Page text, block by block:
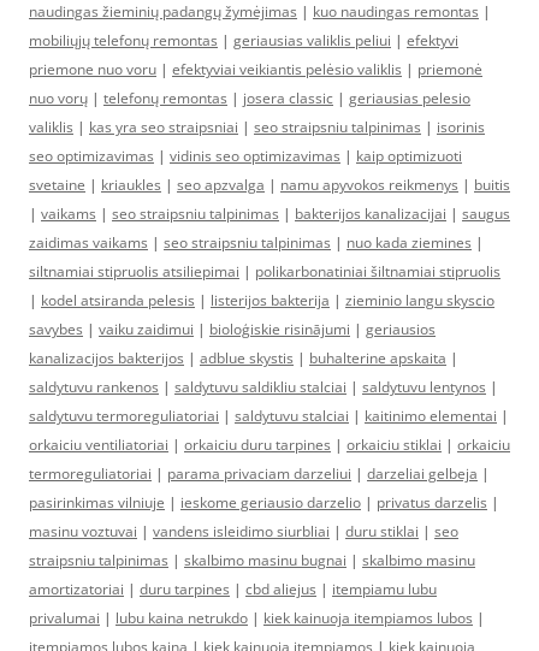
naudingas žieminių padangų žymėjimas | kuo naudingas remontas |
mobiliųjų telefonų remontas | geriausias valiklis peliui | efektyvi
priemone nuo voru | efektyviai veikiantis pelėsio valiklis | priemonė
nuo vorų | telefonų remontas | josera classic | geriausias pelesio
valiklis | kas yra seo straipsniai | seo straipsniu talpinimas | isorinis
seo optimizavimas | vidinis seo optimizavimas | kaip optimizuoti
svetaine | kriaukles | seo apzvalga | namu apyvokos reikmenys | buitis
| vaikams | seo straipsniu talpinimas | bakterijos kanalizacijai | saugus
zaidimas vaikams | seo straipsniu talpinimas | nuo kada ziemines |
siltnamiai stipruolis atsiliepimai | polikarbonatiniai šiltnamiai stipruolis
| kodel atsiranda pelesis | listerijos bakterija | zieminio langu skyscio
savybes | vaiku zaidimui | bioloģiskie risinājumi | geriausios
kanalizacijos bakterijos | adblue skystis | buhalterine apskaita |
saldytuvu rankenos | saldytuvu saldikliu stalciai | saldytuvu lentynos |
saldytuvu termoreguliatoriai | saldytuvu stalciai | kaitinimo elementai |
orkaiciu ventiliatoriai | orkaiciu duru tarpines | orkaiciu stiklai | orkaiciu
termoreguliatoriai | parama privaciam darzeliui | darzeliai gelbeja |
pasirinkimas vilniuje | ieskome geriausio darzelio | privatus darzelis |
masinu voztuvai | vandens isleidimo siurbliai | duru stiklai | seo
straipsniu talpinimas | skalbimo masinu bugnai | skalbimo masinu
amortizatoriai | duru tarpines | cbd aliejus | itempiamu lubu
privalumai | lubu kaina netrukdo | kiek kainuoja itempiamos lubos |
itempiamos lubos kaina | kiek kainuoja itempiamos | kiek kainuoja